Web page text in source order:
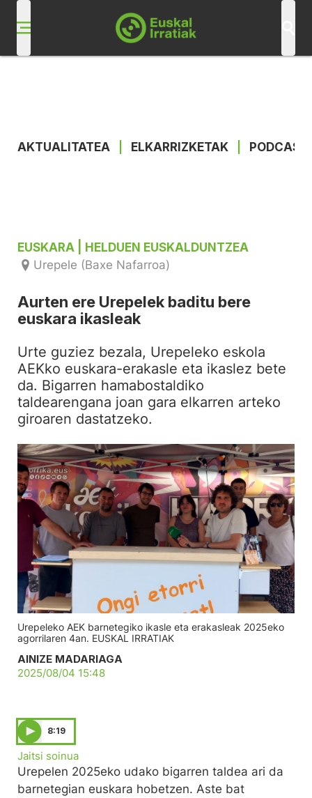
AKTUALITATEA ELKARRIZKETAK
EUSKARA
| HELDUEN EUSKALDUNTZEA
Urepele (Baxe Nafarroa)
Aurten ere Urepelek baditu bere
euskara ikasleak
Urte guziez bezala, Urepeleko eskola
AEKko euskara-erakasle eta ikaslez bete
da. Bigarren hamabostaldiko
taldearengana joan gara elkarren arteko
giroaren dastatzeko.
Urepeleko AEK barnetegiko ikasle eta erakasleak 2025eko
agorrilaren 4an. EUSKAL IRRATIAK
AINIZE MADARIAGA
2025/08/04 15:48
8:19
Jaitsi soinua
Urepelen 2025eko udako bigarren taldea ari da
barnetegian euskara hobetzen. Aste bat